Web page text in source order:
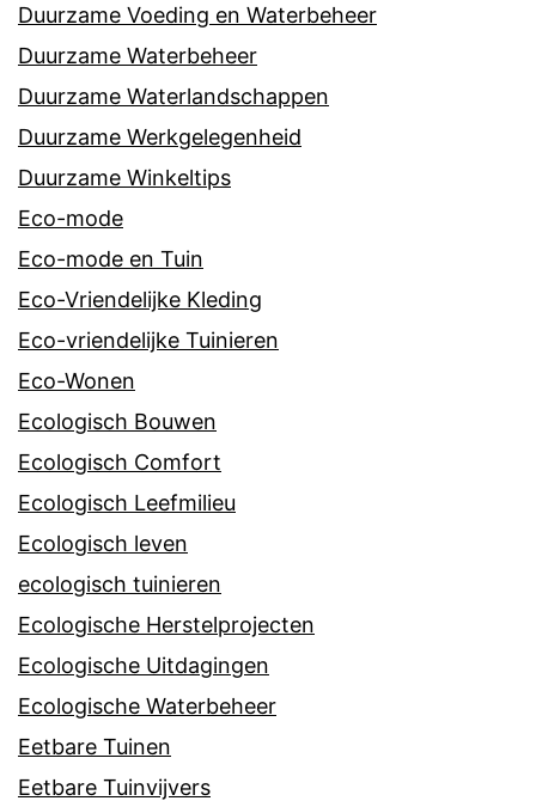
Duurzame Voeding en Waterbeheer
Duurzame Waterbeheer
Duurzame Waterlandschappen
Duurzame Werkgelegenheid
Duurzame Winkeltips
Eco-mode
Eco-mode en Tuin
Eco-Vriendelijke Kleding
Eco-vriendelijke Tuinieren
Eco-Wonen
Ecologisch Bouwen
Ecologisch Comfort
Ecologisch Leefmilieu
Ecologisch leven
ecologisch tuinieren
Ecologische Herstelprojecten
Ecologische Uitdagingen
Ecologische Waterbeheer
Eetbare Tuinen
Eetbare Tuinvijvers